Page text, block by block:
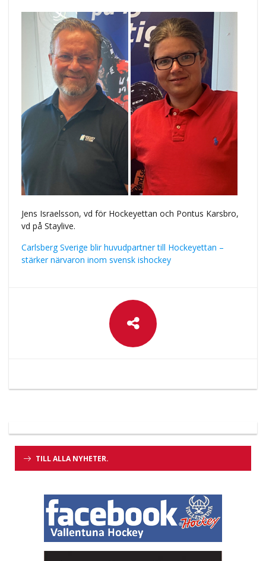
Jens Israelsson, vd för Hockeyettan och Pontus Karsbro,
vd på Staylive.
Carlsberg Sverige blir huvudpartner till Hockeyettan –
stärker närvaron inom svensk ishockey
TILL ALLA NYHETER.